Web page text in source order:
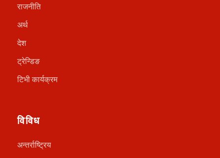
राजनीति
अर्थ
देश
ट्रेन्डिङ
टिभी कार्यक्रम
विविध
अन्तर्राष्ट्रिय